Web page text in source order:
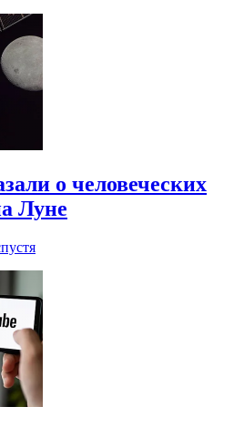
о человеческих
Луне